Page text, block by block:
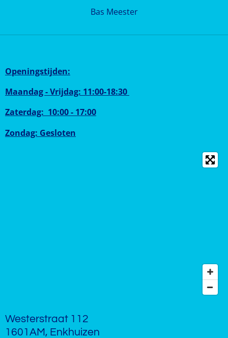
Bas Meester
Openingstijden:
Maandag - Vrijdag: 11:00-18:30
Zaterdag: 10:00 - 17:00
Zondag: Gesloten
Westerstraat 112
1601AM, Enkhuizen